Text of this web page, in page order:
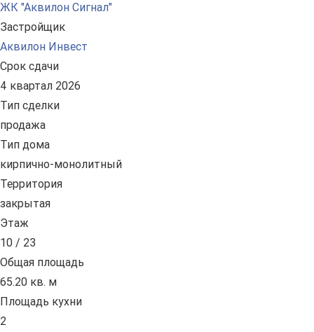
ЖК "Аквилон Сигнал"
Застройщик
Аквилон Инвест
Срок сдачи
4 квартал 2026
Тип сделки
продажа
Тип дома
кирпично-монолитный
Территория
закрытая
Этаж
10 / 23
Общая площадь
65.20 кв. м
Площадь кухни
2